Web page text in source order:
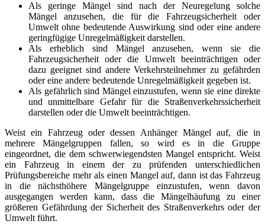
Als geringe Mängel sind nach der Neuregelung solche
Mängel anzusehen, die für die Fahrzeugsicherheit oder
Umwelt ohne bedeutende Auswirkung sind oder eine andere
geringfügige Unregelmäßigkeit darstellen.
Als erheblich sind Mängel anzusehen, wenn sie die
Fahrzeugsicherheit oder die Umwelt beeinträchtigen oder
dazu geeignet sind andere Verkehrsteilnehmer zu gefährden
oder eine andere bedeutende Unregelmäßigkeit gegeben ist.
Als gefährlich sind Mängel einzustufen, wenn sie eine direkte
und unmittelbare Gefahr für die Straßenverkehrssicherheit
darstellen oder die Umwelt beeinträchtigen.
Weist ein Fahrzeug oder dessen Anhänger Mängel auf, die in
mehrere Mängelgruppen fallen, so wird es in die Gruppe
eingeordnet, die dem schwerwiegendsten Mangel entspricht. Weist
ein Fahrzeug in einem der zu prüfenden unterschiedlichen
Prüfungsbereiche mehr als einen Mangel auf, dann ist das Fahrzeug
in die nächsthöhere Mängelgruppe einzustufen, wenn davon
ausgegangen werden kann, dass die Mängelhäufung zu einer
größeren Gefährdung der Sicherheit des Straßenverkehrs oder der
Umwelt führt.